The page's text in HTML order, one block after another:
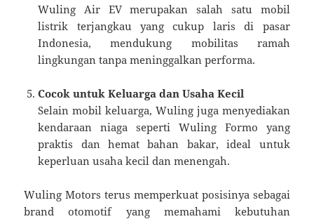
Wuling Air EV merupakan salah satu mobil
listrik terjangkau yang cukup laris di pasar
Indonesia, mendukung mobilitas ramah
lingkungan tanpa meninggalkan performa.
Cocok untuk Keluarga dan Usaha Kecil
Selain mobil keluarga, Wuling juga menyediakan
kendaraan niaga seperti Wuling Formo yang
praktis dan hemat bahan bakar, ideal untuk
keperluan usaha kecil dan menengah.
Wuling Motors terus memperkuat posisinya sebagai
brand otomotif yang memahami kebutuhan